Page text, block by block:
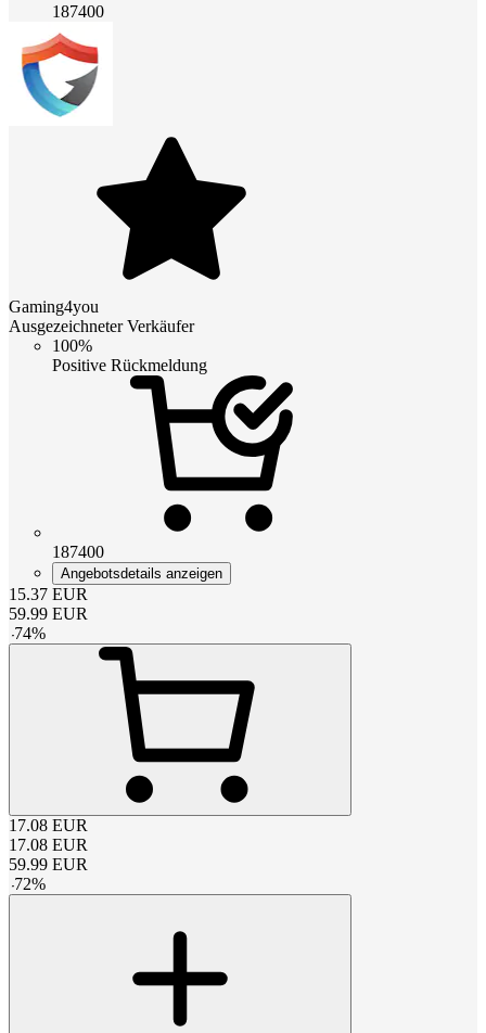
187400
Gaming4you
Ausgezeichneter Verkäufer
100%
Positive Rückmeldung
187400
Angebotsdetails anzeigen
15.37 EUR
59.99 EUR
-74%
17.08 EUR
17.08 EUR
59.99 EUR
-72%